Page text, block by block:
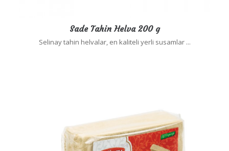
Sade Tahin Helva 200 g
Selinay tahin helvalar, en kaliteli yerli susamlar ...